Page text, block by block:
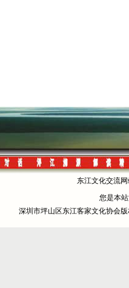
东江文化交流
您是本
深圳市坪山区东江客家文化协